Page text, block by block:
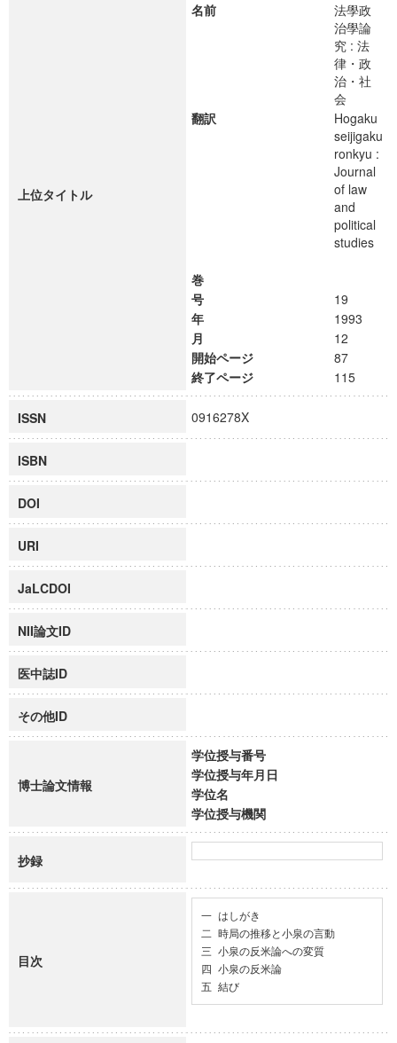
上位タイトル
名前
法學政
治學論
究 : 法
律・政
治・社
会
翻訳
Hogaku
seijigaku
ronkyu :
Journal
of law
and
political
studies
巻
号
19
年
1993
月
12
開始ページ
87
終了ページ
115
ISSN 0916278X
ISBN
DOI
URI
JaLCDOI
NII論文ID
医中誌ID
その他ID
博士論文情報
学位授与番号
学位授与年月日
学位名
学位授与機関
抄録
目次
一 はしがき
二 時局の推移と小泉の言動
三 小泉の反米論への変質
四 小泉の反米論
五 結び